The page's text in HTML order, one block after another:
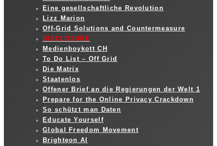
Eine gesellschaftliche Revolution
Lizz Marion
Off-Grid Solutions and Countermeasure
DISCLOSURE
Medienboykott CH
To Do List – Off Grid
Die Matrix
Staatenlos
Offener Brief an die Regierungen der Welt 1
Prepare for the Online Privacy Crackdown
So schützt man Daten
Educate Yourself
Global Freedom Movement
Brighteon AI